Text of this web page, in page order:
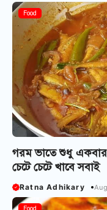
Food
গরম ভাতে শুধু একবার
চেটে চেটে খাবে সবাই
Ratna Adhikary